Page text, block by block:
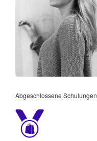
Abgeschlossene Schulungen